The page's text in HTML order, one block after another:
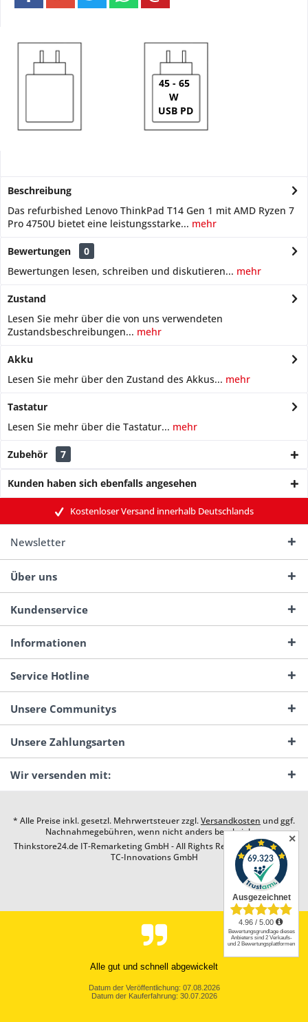
45 - 65
W
USB PD
Beschreibung
Das refurbished Lenovo ThinkPad T14 Gen 1 mit AMD Ryzen 7
Pro 4750U bietet eine leistungsstarke... mehr
Bewertungen
0
Bewertungen lesen, schreiben und diskutieren... mehr
Zustand
Lesen Sie mehr über die von uns verwendeten
Zustandsbeschreibungen... mehr
Akku
Lesen Sie mehr über den Zustand des Akkus... mehr
Tastatur
Lesen Sie mehr über die Tastatur... mehr
Zubehör 7
Kunden haben sich ebenfalls angesehen
Kostenloser Versand innerhalb Deutschlands
Newsletter
Über uns
Kundenservice
Informationen
Service Hotline
Unsere Communitys
Unsere Zahlungsarten
Wir versenden mit:
* Alle Preise inkl. gesetzl. Mehrwertsteuer zzgl.Versandkosten und ggf.
Nachnahmegebühren, wenn nicht anders beschrieben
Thinkstore24.de IT-Remarketing GmbH - All Rights Reserved. Design by
TC-Innovations GmbH
Alle gut und schnell abgewickelt
Datum der Veröffentlichung: 07.08.2026
Datum der Kauferfahrung: 30.07.2026
✕